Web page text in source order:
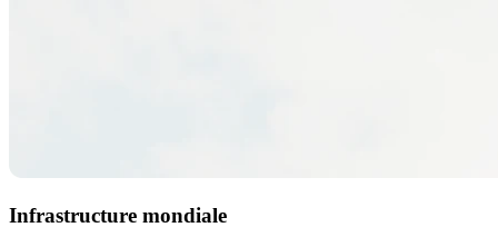
Infrastructure mondiale